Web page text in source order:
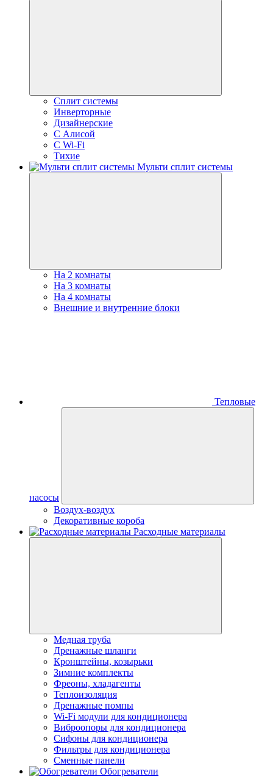
Сплит системы
Инверторные
Дизайнерские
С Алисой
C Wi-Fi
Тихие
Мульти сплит системы
На 2 комнаты
На 3 комнаты
На 4 комнаты
Внешние и внутренние блоки
Тепловые
насосы
Воздух-воздух
Декоративные короба
Расходные материалы
Медная труба
Дренажные шланги
Кронштейны, козырьки
Зимние комплекты
Фреоны, хладагенты
Теплоизоляция
Дренажные помпы
Wi-Fi модули для кондиционера
Виброопоры для кондиционера
Сифоны для кондиционера
Фильтры для кондиционера
Сменные панели
Обогреватели